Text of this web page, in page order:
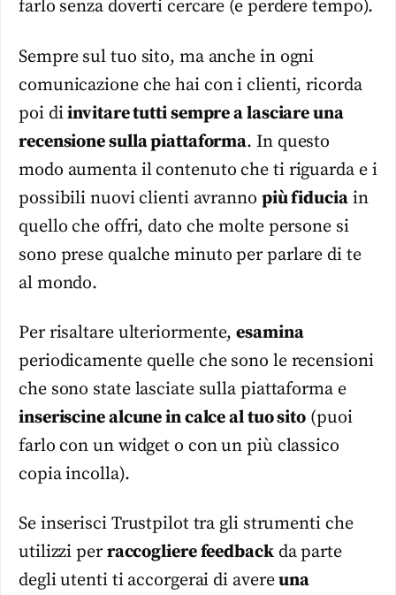
farlo senza doverti cercare (e perdere tempo).
Sempre sul tuo sito, ma anche in ogni
comunicazione che hai con i clienti, ricorda
poi diinvitare tutti sempre a lasciare una
recensione sulla piattaforma. In questo
modo aumenta il contenuto che ti riguarda e i
possibili nuovi clienti avranno più fiduciain
quello che offri, dato che molte persone si
sono prese qualche minuto per parlare di te
al mondo.
Per risaltare ulteriormente,esamina
periodicamente quelle che sono le recensioni
che sono state lasciate sulla piattaforma e
inseriscine alcune in calce al tuo sito (puoi
farlo con un widget o con un più classico
copia incolla).
Se inserisci Trustpilot tra gli strumenti che
utilizzi perraccogliere feedbackda parte
degli utenti ti accorgerai di avereuna